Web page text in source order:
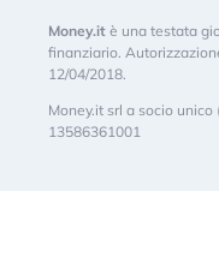
Money.it è una testata
finanziario.
12/04/2018.
Money.it srl a socio unico
13586361001